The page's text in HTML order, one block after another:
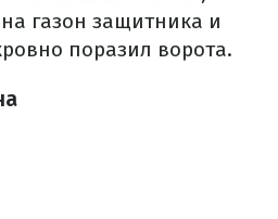
газон защитника и
поразил ворота.